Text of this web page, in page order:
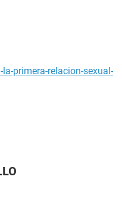
primera-relacion-sexual-